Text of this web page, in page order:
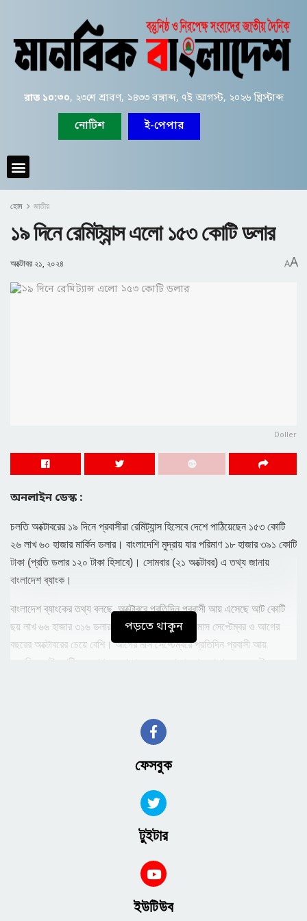
রাত ১০:৩০, ২৩শে শ্রাবণ, ১৪৩৩ বঙ্গাব্দ, ৭ই আগস্ট, ২০২৬ খ্রিস্টাব্দ
নোটিশ ই-পেপার
হোম জাতীয়
১৯ দিনে রেমিট্যান্স এলো ১৫৩ কোটি ডলার
অক্টোবর ২১, ২০২৪ AA
Doller
অনলাইন ডেস্ক :
চলতি অক্টোবরের ১৯ দিনে প্রবাসীরা রেমিট্যান্স হিসেবে দেশে পাঠিয়েছেন ১৫৩ কোটি
২৬ লাখ ৬০ হাজার মার্কিন ডলার। বাংলাদেশি মুদ্রায় যার পরিমাণ ১৮ হাজার ৩৯১ কোটি
টাকা (প্রতি ডলার ১২০ টাকা হিসাবে)। সোমবার (২১ অক্টোবর) এ তথ্য জানায়
বাংলাদেশ ব্যাংক।
বাংলাদেশ ব্যাংকের তথ্য বলছে, অক্টোবরে প্রতিদিন প্রবাসী আয় এসেছে আট কোটি
ছয় লাখ ৬৬ হাজার ৩১৬ ডলার। এ প্রবাসী আয় আগের মাস সেপ্টেম্বর ও আগের
বছরের অক্টোবরের চেয়ে বেশি। আগের মাস সেপ্টেম্বরে প্রতিদিন প্রবাসী আয়
এসেছিল আট কোটি এক লাখ ৫৯ হাজার ৬৬৬ ডলার। আর আগের বছর অক্টোবরে
মাসে শেখ হাসিনা সরকারে পতন হলে প্রবাসী আয় বাড়ে। এরপর প্রবাসী আয়ের
তথ্য বলছে, ১৯ দিনে রাষ্ট্রায়ত্ত্ব বাণিজ্যিক ব্যাংকগুলোর মাধ্যমে প্রবাসী আয় এসেছে
২৪ কোটি ৫৫ লাখ ৭০ হাজার ডলার। কৃষি ব্যাংকের মাধ্যমে আসে চার কোটি ৪৮ লাখ
৫০ হাজার ডলার। বেসরকারি বাণিজ্যিক ব্যাংকের মাধ্যমে এসেছে ৬৯ কোটি ৩৫ লাখ
৭০ হাজার ডলার। আর বিদেশি ব্যাংকগুলোর মাধ্যমে এসেছে ২৬ লাখ ৪০ হাজার
একক ব্যাংক হিসাবে সর্বোচ্চ প্রবাসী আয় আসে ইসলামী ব্যাংকের মাধ্যমে। অক্টোবরের
পড়তে থাকুন
ফেসবুক
টুইটার
ইউটিউব